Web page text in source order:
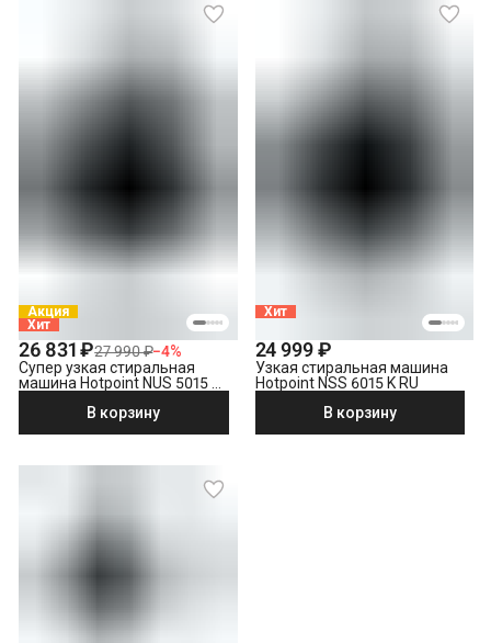
Акция
Хит
26 831 ₽27 990 ₽−4%
Супер узкая стиральная
машина Hotpoint NUS 5015 S
В корзину
Хит
24 999 ₽
Узкая стиральная машина
Hotpoint NSS 6015 K RU
В корзину